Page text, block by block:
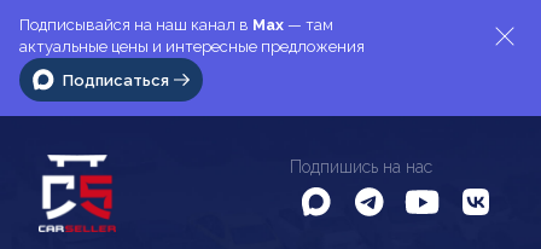
Подписывайся на наш канал в Max — там
актуальные цены и интересные предложения
Подписаться
Подпишись на нас